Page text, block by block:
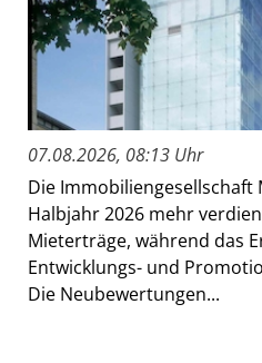
07.08.2026, 08:13 Uhr
Die
Halbjahr 2026 mehr
Mieterträge, während das
Entwicklungs- und
Die Neubewertungen...